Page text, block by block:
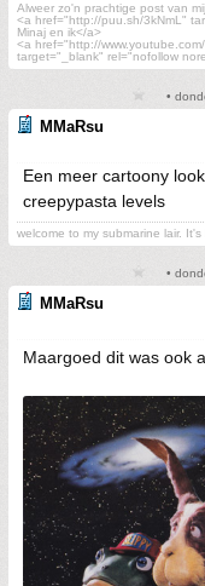
Alweer zo'n prachtige post van mij.
<a href="http://puu.sh/3kNmL"
Minaj en ik</a>
<a href="http://
target="_blank" rel="nofollow
•
MMaRsu
Een meer cartoony
creepypasta levels
welcome to my submarine lair.
•
MMaRsu
Maargoed dit was ook